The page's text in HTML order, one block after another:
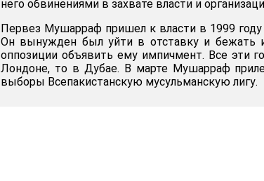
него обвинениями в захвате власти и
Первез Мушарраф пришел к власти в 1999 году
Он вынужден был уйти в отставку и бежать
оппозиции объявить ему импичмент. Все эти
Лондоне, то в Дубае. В марте Мушарраф
выборы Всепакистанскую мусульманскую лигу.